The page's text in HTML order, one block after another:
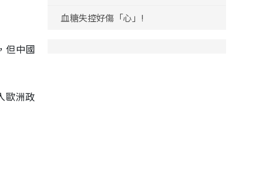
但中國
歐洲政
血糖失控好傷「心」!